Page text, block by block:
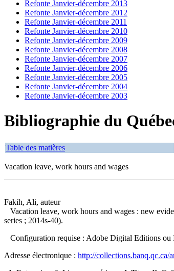
Refonte Janvier-décembre 2013
Refonte Janvier-décembre 2012
Refonte Janvier-décembre 2011
Refonte Janvier-décembre 2010
Refonte Janvier-décembre 2009
Refonte Janvier-décembre 2008
Refonte Janvier-décembre 2007
Refonte Janvier-décembre 2006
Refonte Janvier-décembre 2005
Refonte Janvier-décembre 2004
Refonte Janvier-décembre 2003
Bibliographie du
Table des matières
Vacation leave, work hours and wages
Fakih, Ali, auteur
Vacation leave, work hours and wages : new
series ; 2014s-40).
Configuration requise : Adobe Digital Editions ou
Adresse électronique : http://collections.banq.qc.ca/